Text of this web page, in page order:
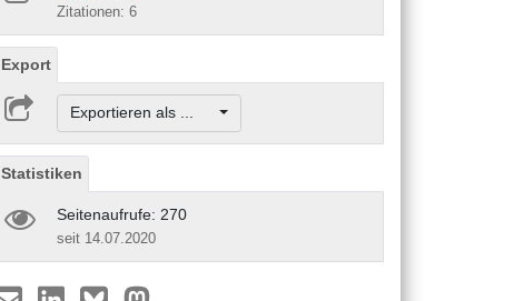
Zitationen: 6
Export
Exportieren als ...
Statistiken
Seitenaufrufe: 270
seit 14.07.2020